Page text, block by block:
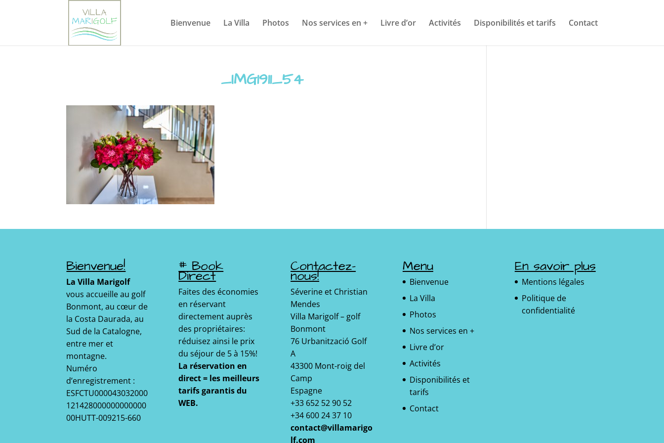
Bienvenue La Villa Photos Nos services en + Livre d’or Activités Disponibilités et tarifs Contact
_IMG1911_54
Bienvenue!
La Villa Marigolf
vous accueille au golf
Bonmont, au cœur de
la Costa Daurada, au
Sud de la Catalogne,
entre mer et
montagne.
Numéro
d’enregistrement :
ESFCTU000043032000
121428000000000000
00HUTT-009215-660
# Book
Direct
Faites des économies
en réservant
directement auprès
des propriétaires:
réduisez ainsi le prix
du séjour de 5 à 15%!
La réservation en
direct = les meilleurs
tarifs garantis du
WEB.
Contactez-
nous!
Séverine et Christian
Mendes
Villa Marigolf – golf
Bonmont
76 Urbanització Golf
A
43300 Mont-roig del
Camp
Espagne
+33 652 52 90 52
+34 600 24 37 10
contact@villamarigo
lf.com
Menu
Bienvenue
La Villa
Photos
Nos services en +
Livre d’or
Activités
Disponibilités et
tarifs
Contact
En savoir plus
Mentions légales
Politique de
confidentialité